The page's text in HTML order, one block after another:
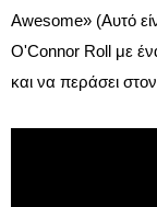
Awesome» (Αυτό
O'Connor Roll με
και να περάσει στον